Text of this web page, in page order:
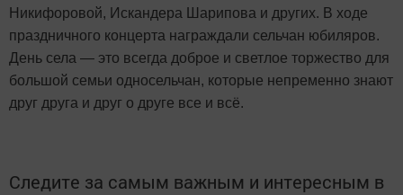
Никифоровой, Искандера Шарипова и других. В ходе
праздничного концерта награждали сельчан юбиляров.
День села — это всегда доброе и светлое торжество для
большой семьи односельчан, которые непременно знают
друг друга и друг о друге все и всё.
Следите за самым важным и интересным в